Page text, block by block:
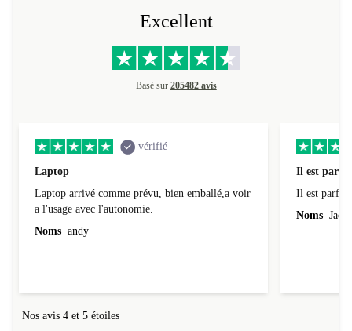
Excellent
Basé sur 205482 avis
vérifié
Laptop
Laptop arrivé comme prévu, bien emballé,a voir
a l'usage avec l'autonomie.
Noms andy
Il est
Il est parfait
Noms
Nos avis 4 et 5 étoiles